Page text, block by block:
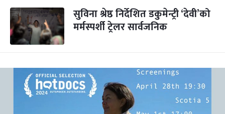
सुविना श्रेष्ठ निर्देशित डकुमेन्ट्री ‘देवी’को
मर्मस्पर्शी ट्रेलर सार्वजनिक